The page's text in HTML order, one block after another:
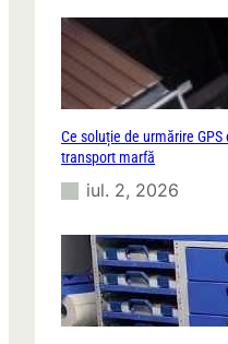
Ce soluție de urmărire
transport marfă
iul. 2, 2026